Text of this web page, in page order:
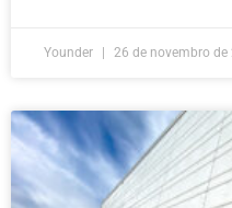
Younder 26 de novembro de